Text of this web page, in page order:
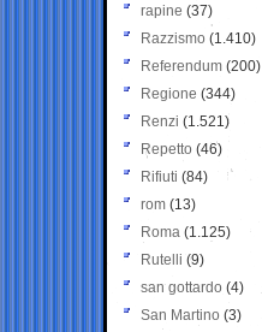
rapine (37)
Razzismo (1.410)
Referendum (200)
Regione (344)
Renzi (1.521)
Repetto (46)
Rifiuti (84)
rom (13)
Roma (1.125)
Rutelli (9)
san gottardo (4)
San Martino (3)